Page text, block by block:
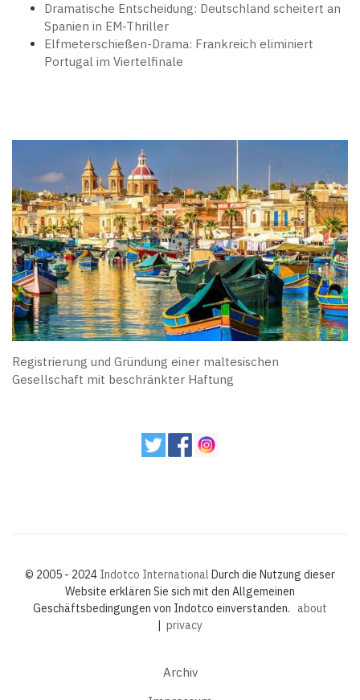
Dramatische Entscheidung: Deutschland scheitert an
Spanien in EM-Thriller
Elfmeterschießen-Drama: Frankreich eliminiert
Portugal im Viertelfinale
Registrierung und Gründung einer maltesischen
Gesellschaft mit beschränkter Haftung
© 2005 - 2024 Indotco International Durch die Nutzung dieser
Website erklären Sie sich mit den Allgemeinen
Geschäftsbedingungen von Indotco einverstanden. about
| privacy
Archiv